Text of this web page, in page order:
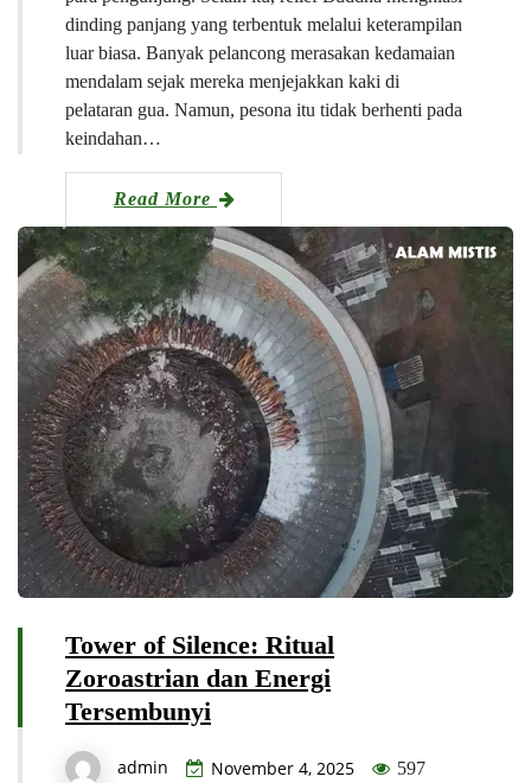
dinding panjang yang terbentuk melalui keterampilan
luar biasa. Banyak pelancong merasakan kedamaian
mendalam sejak mereka menjejakkan kaki di
pelataran gua. Namun, pesona itu tidak berhenti pada
keindahan…
Read More
Tower of Silence: Ritual
Zoroastrian dan Energi
Tersembunyi
admin November 4, 2025 597